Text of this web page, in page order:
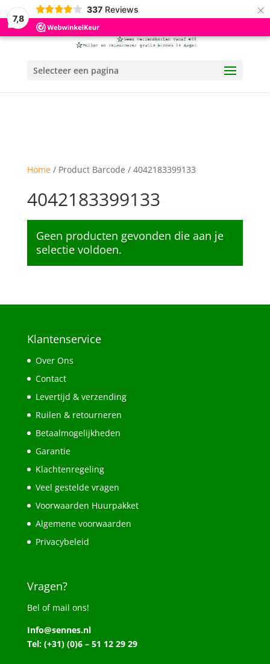
7,8
337 Reviews ×
Selecteer een pagina
Home/ Product Barcode / 4042183399133
4042183399133
Geen producten gevonden die aan je
selectie voldoen.
Klantenservice
Over Ons
Contact
Levertijd & verzending
Ruilen & retourneren
Betaalmogelijkheden
Garantie
Klachtenregeling
Veel gestelde vragen
Voorwaarden Huurpakket
Algemene voorwaarden
Privacybeleid
Vragen?
Bel of mail ons!
Info@sennes.nl
Tel: (+31) (0)6 – 51 12 29 29